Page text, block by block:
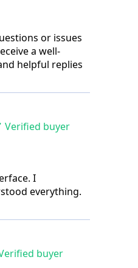
or issues
a well-
helpful replies
Verified buyer
I
everything.
buyer